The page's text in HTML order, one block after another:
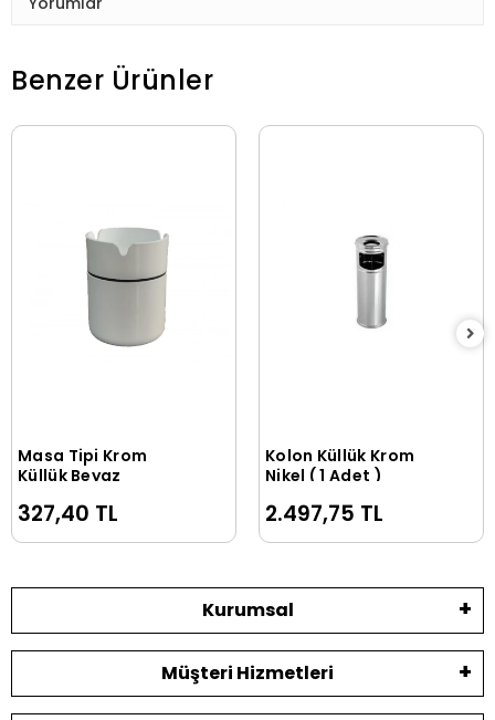
Benzer Ürünler
Sepete Ekle
Masa Tipi Krom
Küllük Beyaz
327,40 TL
Sepete Ekle
Kolon Küllük Krom
Nikel ( 1 Adet )
2.497,75 TL
Kurumsal
Müşteri Hizmetleri